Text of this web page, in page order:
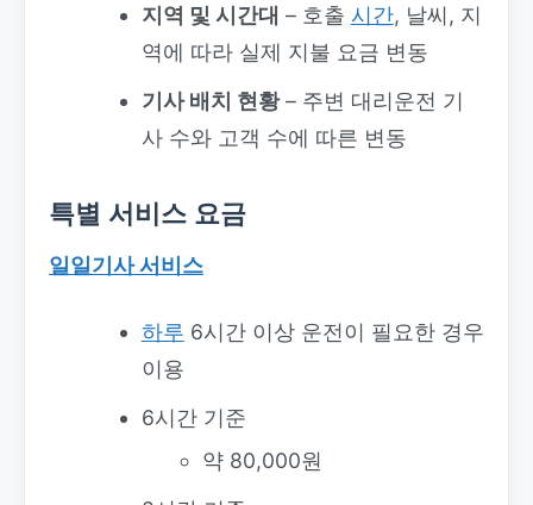
지역 및 시간대 – 호출 시간, 날씨, 지
역에 따라 실제 지불 요금 변동
기사 배치 현황– 주변 대리운전 기
사 수와 고객 수에 따른 변동
특별 서비스 요금
일일기사 서비스
하루 6시간 이상 운전이 필요한 경우
이용
6시간 기준
약 80,000원